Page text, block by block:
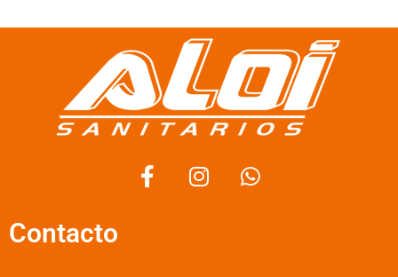
F
a
I
n
W
h
Contacto